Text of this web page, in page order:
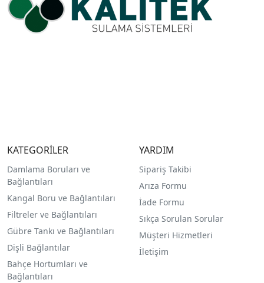
KATEGORİLER
Damlama Boruları ve
Bağlantıları
Kangal Boru ve Bağlantıları
Filtreler ve Bağlantıları
Gübre Tankı ve Bağlantıları
Dişli Bağlantılar
Bahçe Hortumları ve
Bağlantıları
YARDIM
Sipariş Takibi
Arıza Formu
İade Formu
Sıkça Sorulan Sorular
Müşteri Hizmetleri
İletişim